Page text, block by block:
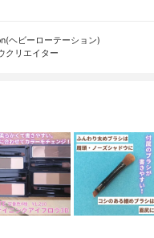
ヘビーローテーション)
クリエイター